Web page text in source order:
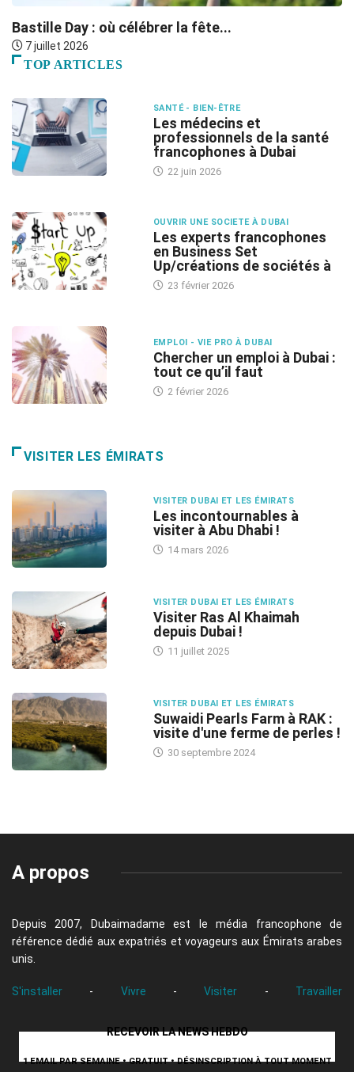
Bastille Day : où célébrer la fête...
7 juillet 2026
TOP ARTICLES
SANTÉ - BIEN-ÊTRE
Les médecins et
professionnels de la santé
francophones à Dubai
22 juin 2026
OUVRIR UNE SOCIETE À DUBAI
Les experts francophones
en Business Set
Up/créations de sociétés à
23 février 2026
EMPLOI - VIE PRO À DUBAI
Chercher un emploi à Dubai :
tout ce qu’il faut
2 février 2026
VISITER LES ÉMIRATS
VISITER DUBAI ET LES ÉMIRATS
Les incontournables à
visiter à Abu Dhabi !
14 mars 2026
VISITER DUBAI ET LES ÉMIRATS
Visiter Ras Al Khaimah
depuis Dubai !
11 juillet 2025
VISITER DUBAI ET LES ÉMIRATS
Suwaidi Pearls Farm à RAK :
visite d'une ferme de perles !
30 septembre 2024
A propos
Depuis 2007, Dubaimadame est le média francophone de
référence dédié aux expatriés et voyageurs aux Émirats arabes
unis.
S'installer - Vivre - Visiter - Travailler
RECEVOIR LA NEWS HEBDO
1 EMAIL PAR SEMAINE • GRATUIT • DÉSINSCRIPTION À TOUT MOMENT